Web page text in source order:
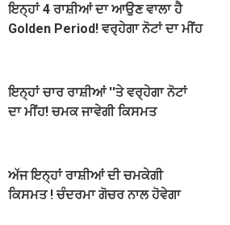
ਇਨ੍ਹਾਂ 4 ਰਾਸ਼ੀਆਂ ਦਾ ਆਉਣ ਵਾਲਾ ਹੈ
Golden Period! ਵਰ੍ਹੇਗਾ ਨੋਟਾਂ ਦਾ ਮੀਂਹ
ਇਨ੍ਹਾਂ ਚਾਰ ਰਾਸ਼ੀਆਂ ''ਤੇ ਵਰ੍ਹੇਗਾ ਨੋਟਾਂ
ਦਾ ਮੀਂਹ! ਚਮਕ ਜਾਵੇਗੀ ਕਿਸਮਤ
ਅੱਜ ਇਨ੍ਹਾਂ ਰਾਸ਼ੀਆਂ ਦੀ ਚਮਕੇਗੀ
ਕਿਸਮਤ ! ਚੰਦਰਮਾ ਗੋਚਰ ਨਾਲ ਹੋਵੇਗਾ